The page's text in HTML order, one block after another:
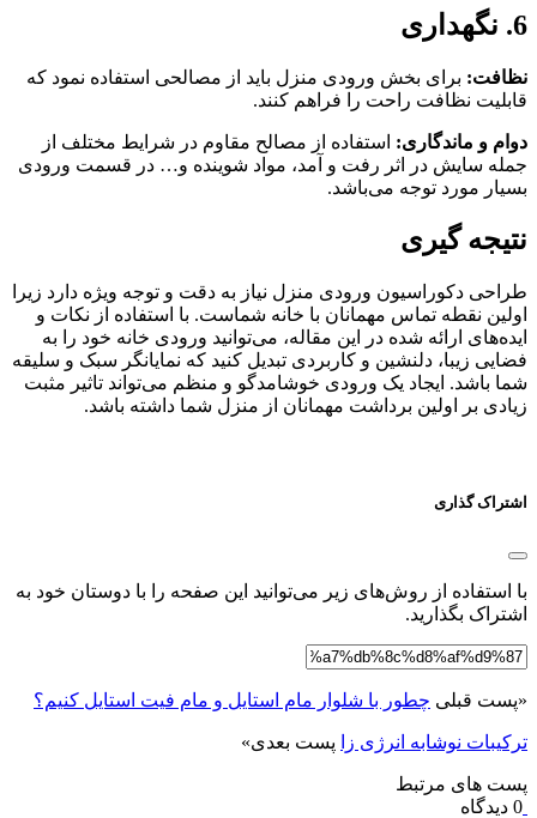
6. نگهداری
نظافت: برای بخش ورودی منزل باید از مصالحی استفاده نمود که
قابلیت نظافت راحت را فراهم کنند.
دوام و ماندگاری: استفاده از مصالح مقاوم در شرایط مختلف از
جمله سایش در اثر رفت و آمد، مواد شوینده و… در قسمت ورودی
بسیار مورد توجه می‌باشد.
نتیجه گیری
طراحی دکوراسیون ورودی منزل نیاز به دقت و توجه ویژه دارد زیرا
اولین نقطه تماس مهمانان با خانه شماست. با استفاده از نکات و
ایده‌های ارائه شده در این مقاله، می‌توانید ورودی خانه خود را به
فضایی زیبا، دلنشین و کاربردی تبدیل کنید که نمایانگر سبک و سلیقه
شما باشد. ایجاد یک ورودی خوشامدگو و منظم می‌تواند تاثیر مثبت
زیادی بر اولین برداشت مهمانان از منزل شما داشته باشد.
اشتراک گذاری
با استفاده از روش‌های زیر می‌توانید این صفحه را با دوستان خود به
اشتراک بگذارید.
«پست قبلی چطور با شلوار مام استایل و مام فیت استایل کنیم؟
ترکیبات نوشابه انرژی زا پست بعدی»
پست های مرتبط
0 دیدگاه